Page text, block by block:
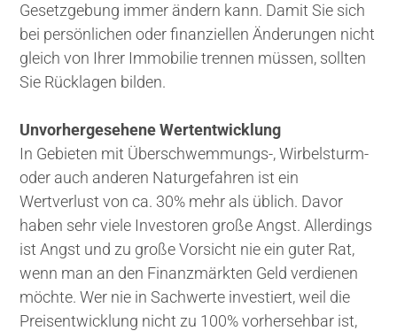
Gesetzgebung immer ändern kann. Damit Sie sich
bei persönlichen oder finanziellen Änderungen nicht
gleich von Ihrer Immobilie trennen müssen, sollten
Sie Rücklagen bilden.
Unvorhergesehene Wertentwicklung
In Gebieten mit Überschwemmungs-, Wirbelsturm-
oder auch anderen Naturgefahren ist ein
Wertverlust von ca. 30% mehr als üblich. Davor
haben sehr viele Investoren große Angst. Allerdings
ist Angst und zu große Vorsicht nie ein guter Rat,
wenn man an den Finanzmärkten Geld verdienen
möchte. Wer nie in Sachwerte investiert, weil die
Preisentwicklung nicht zu 100% vorhersehbar ist,